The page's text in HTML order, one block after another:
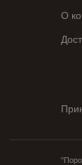
О